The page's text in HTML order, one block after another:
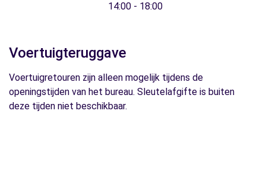
14:00 - 18:00
Voertuigteruggave
Voertuigretouren zijn alleen mogelijk tijdens de
openingstijden van het bureau. Sleutelafgifte is buiten
deze tijden niet beschikbaar.